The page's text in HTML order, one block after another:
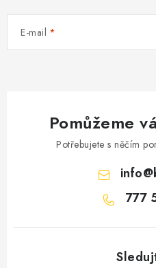
E-mail
Pomůžeme
Potřebujete s něčím
info@
777